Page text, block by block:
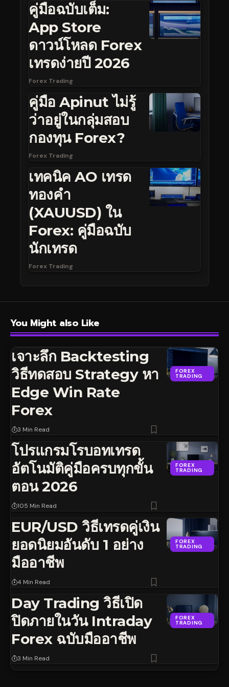
คู่มือฉบับเต็ม:
App Store
ดาวน์โหลด Forex
เทรดง่ายปี 2026
Forex Trading
คู่มือ Apinut ไม่รู้
ว่าอยู่ในกลุ่มสอบ
กองทุน Forex?
Forex Trading
เทคนิค AO เทรด
ทองคำ
(XAUUSD) ใน
Forex: คู่มือฉบับ
นักเทรด
Forex Trading
You Might also Like
FOREX
TRADING
เจาะลึก Backtesting
วิธีทดสอบ Strategy หา
Edge Win Rate
Forex
3 Min Read
FOREX
TRADING
โปรแกรมโรบอทเทรด
อัตโนมัติคู่มือครบทุกขั้น
ตอน 2026
105 Min Read
FOREX
TRADING
EUR/USD วิธีเทรดคู่เงิน
ยอดนิยมอันดับ 1 อย่าง
มืออาชีพ
4 Min Read
FOREX
TRADING
Day Trading วิธีเปิด
ปิดภายในวัน Intraday
Forex ฉบับมืออาชีพ
3 Min Read